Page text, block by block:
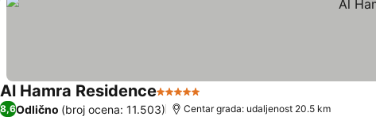
Al Hamra Residence5 Zvezdice
8,6Odlično (broj ocena: 11.503) Centar grada: udaljenost 20.5 km